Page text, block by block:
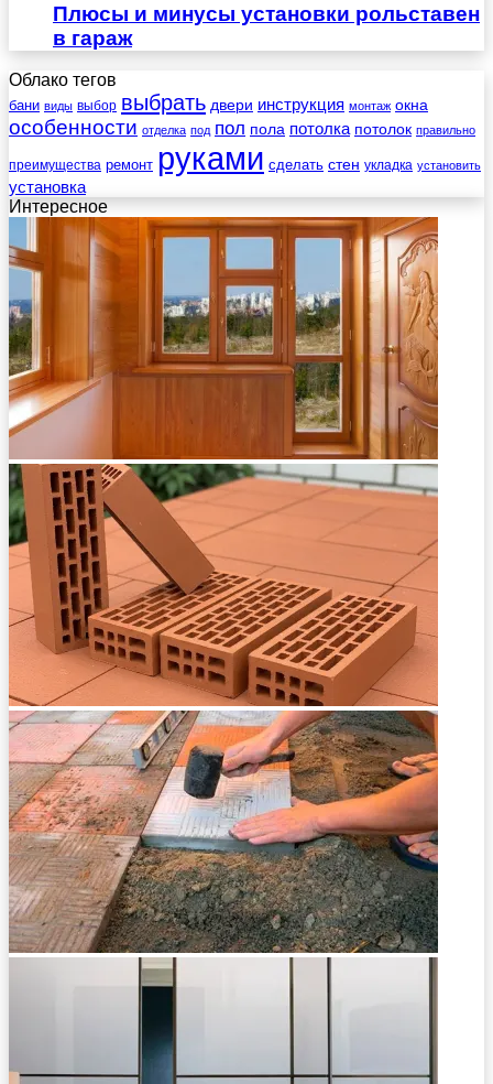
Плюсы и минусы установки рольставен
в гараж
Облако тегов
бани виды выбор выбрать двери инструкция монтаж окна
особенности отделка под пол пола потолка потолок правильно
преимущества ремонт руками сделать стен укладка установить
установка
Интересное